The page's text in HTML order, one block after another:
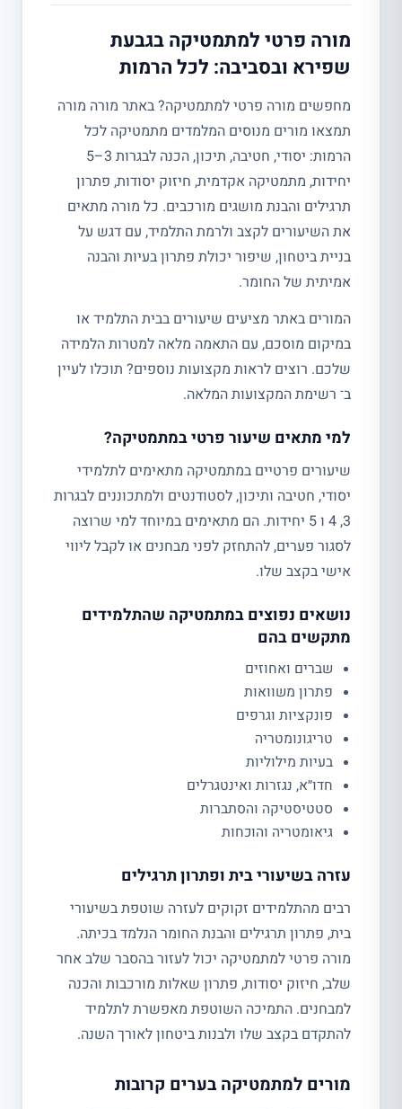
מורה פרטי למתמטיקה בגבעת
שפירא ובסביבה: לכל הרמות
מחפשים מורה פרטי למתמטיקה? באתר מורה מורה
תמצאו מורים מנוסים המלמדים מתמטיקה לכל
הרמות: יסודי, חטיבה, תיכון, הכנה לבגרות 3–5
יחידות, מתמטיקה אקדמית, חיזוק יסודות, פתרון
תרגילים והבנת מושגים מורכבים. כל מורה מתאים
את השיעורים לקצב ולרמת התלמיד, עם דגש על
בניית ביטחון, שיפור יכולת פתרון בעיות והבנה
אמיתית של החומר.
המורים באתר מציעים שיעורים בבית התלמיד או
במיקום מוסכם, עם התאמה מלאה למטרות הלמידה
שלכם. רוצים לראות מקצועות נוספים? תוכלו לעיין
ב־ רשימת המקצועות המלאה.
למי מתאים שיעור פרטי במתמטיקה?
שיעורים פרטיים במתמטיקה מתאימים לתלמידי
יסודי, חטיבה ותיכון, לסטודנטים ולמתכוננים לבגרות
3, 4 ו 5 יחידות. הם מתאימים במיוחד למי שרוצה
לסגור פערים, להתחזק לפני מבחנים או לקבל ליווי
אישי בקצב שלו.
נושאים נפוצים במתמטיקה שהתלמידים
מתקשים בהם
שברים ואחוזים
פתרון משוואות
פונקציות וגרפים
טריגונומטריה
בעיות מילוליות
חדו״א, נגזרות ואינטגרלים
סטטיסטיקה והסתברות
גיאומטריה והוכחות
עזרה בשיעורי בית ופתרון תרגילים
רבים מהתלמידים זקוקים לעזרה שוטפת בשיעורי
בית, פתרון תרגילים והבנת החומר הנלמד בכיתה.
מורה פרטי למתמטיקה יכול לעזור בהסבר שלב אחר
שלב, חיזוק יסודות, פתרון שאלות מורכבות והכנה
למבחנים. התמיכה השוטפת מאפשרת לתלמיד
להתקדם בקצב שלו ולבנות ביטחון לאורך השנה.
מורים למתמטיקה בערים קרובות